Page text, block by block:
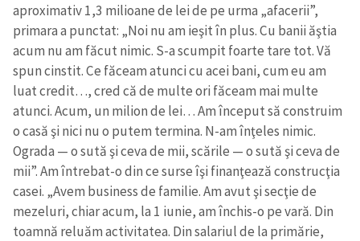
aproximativ 1,3 milioane de lei de pe urma „afacerii”,
primara a punctat: „Noi nu am ieşit în plus. Cu banii ăştia
acum nu am făcut nimic. S-a scumpit foarte tare tot. Vă
spun cinstit. Ce făceam atunci cu acei bani, cum eu am
luat credit…, cred că de multe ori făceam mai multe
atunci. Acum, un milion de lei… Am început să construim
o casă şi nici nu o putem termina. N-am înţeles nimic.
Ograda — o sută şi ceva de mii, scările — o sută şi ceva de
mii”. Am întrebat-o din ce surse îşi finanţează construcţia
casei. „Avem business de familie. Am avut şi secţie de
mezeluri, chiar acum, la 1 iunie, am închis-o pe vară. Din
toamnă reluăm activitatea. Din salariul de la primărie,